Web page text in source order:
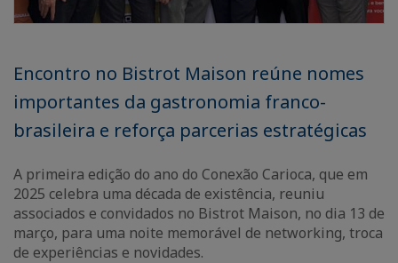
Encontro no Bistrot Maison reúne nomes
importantes da gastronomia franco-
brasileira e reforça parcerias estratégicas
A primeira edição do ano do Conexão Carioca, que em
2025 celebra uma década de existência, reuniu
associados e convidados no Bistrot Maison, no dia 13 de
março, para uma noite memorável de networking, troca
de experiências e novidades.